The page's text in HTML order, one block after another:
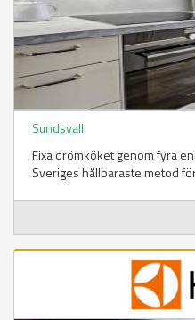
Sundsvall
Fixa drömköket genom fyra
Sveriges hållbaraste metod